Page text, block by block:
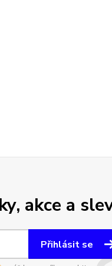
akce a
Přihlásit se